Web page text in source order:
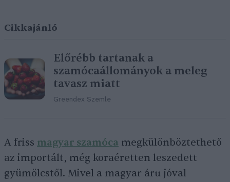
Cikkajánló
Előrébb tartanak a
szamócaállományok a meleg
tavasz miatt
Greendex Szemle
A friss magyar szamóca megkülönböztethető
az importált, még koraéretten leszedett
gyümölcstől. Mivel a magyar áru jóval